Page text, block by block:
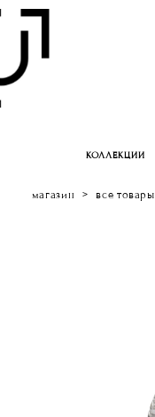
КОЛЛЕКЦИИ
магазин > все товары